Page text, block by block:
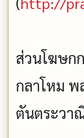
ส่วนโฆษก
กลาโหม
ตันตระวา